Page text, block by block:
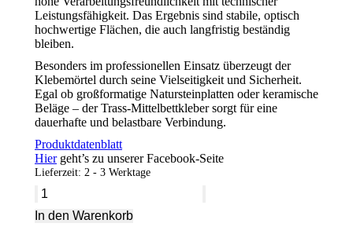
Leistungsfähigkeit. Das Ergebnis sind stabile, optisch
hochwertige Flächen, die auch langfristig beständig
bleiben.
Besonders im professionellen Einsatz überzeugt der
Klebemörtel durch seine Vielseitigkeit und Sicherheit.
Egal ob großformatige Natursteinplatten oder keramische
Beläge – der Trass-Mittelbettkleber sorgt für eine
dauerhafte und belastbare Verbindung.
Produktdatenblatt
Hiergeht’s zu unserer Facebook-Seite
Lieferzeit: 2 - 3 Werktage
trendyCEM®
Trass-
In den Warenkorb